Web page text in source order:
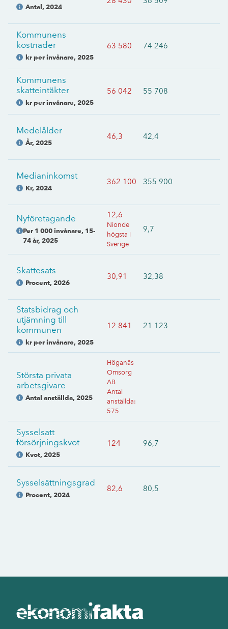
Antal, 2024
Kommunens
kostnader
kr per invånare, 2025
63 580 74 246
Kommunens
skatteintäkter
kr per invånare, 2025
56 042 55 708
Medelålder
År, 2025
46,3 42,4
Medianinkomst
Kr, 2024
362 100 355 900
Nyföretagande
Per 1 000 invånare, 15-
74 år,2025
12,6
Nionde
högsta i
Sverige
9,7
Skattesats
Procent, 2026
30,91 32,38
Statsbidrag och
utjämning till
kommunen
kr per invånare, 2025
12 841 21 123
Största privata
arbetsgivare
Antal anställda, 2025
Höganäs
Omsorg
AB
Antal
anställda:
575
Sysselsatt
försörjningskvot
Kvot, 2025
124 96,7
Sysselsättningsgrad
Procent, 2024
82,6 80,5